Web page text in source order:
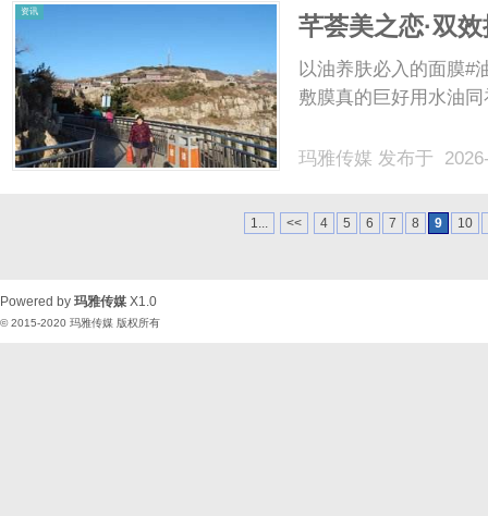
资讯
芊荟美之恋·双
以油养肤必入的面膜#
敷膜真的巨好用水油
玛雅传媒 发布于
1... << 4 5 6 7 8 9 10
Powered by 玛雅传媒 X1.0
© 2015-2020 玛雅传媒 版权所有